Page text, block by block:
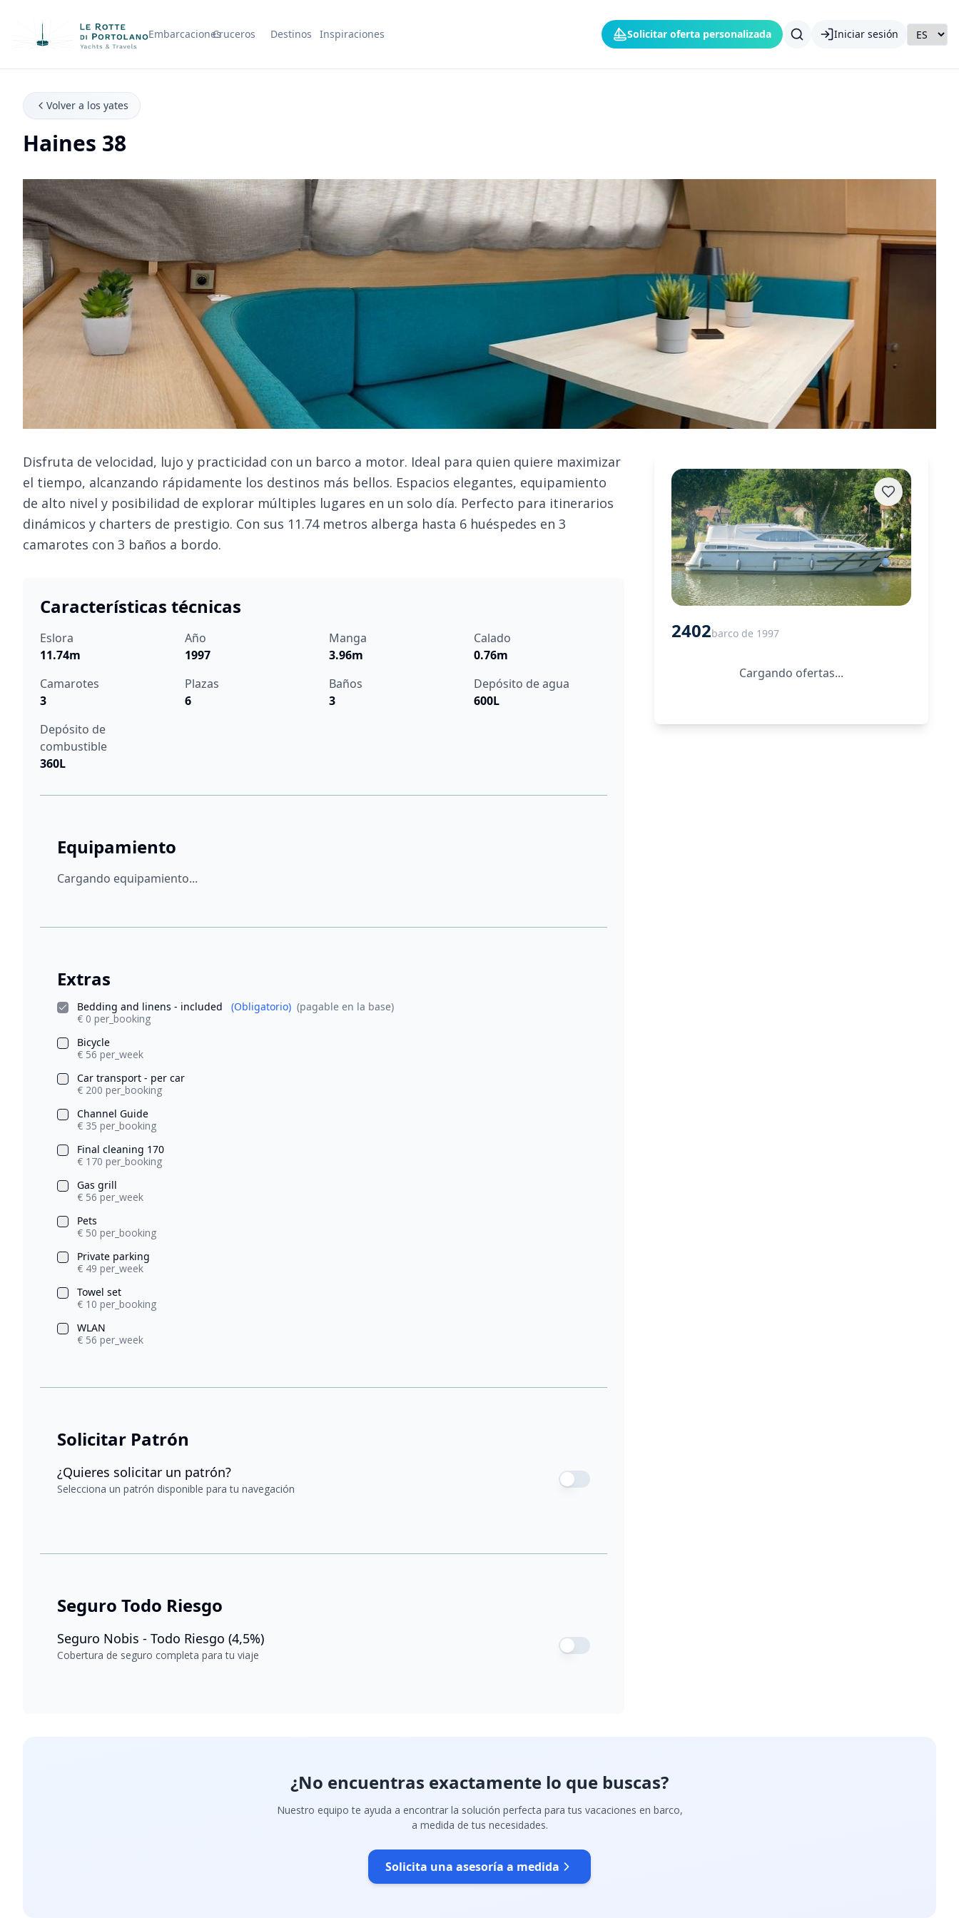
Nombre de la empresa EmbarcacionesCruceros Destinos Inspiraciones Solicitar oferta personalizada Iniciar sesión
Volver a los yates
Haines 38
Disfruta de velocidad, lujo y practicidad con un barco a motor. Ideal para quien quiere maximizar
el tiempo, alcanzando rápidamente los destinos más bellos. Espacios elegantes, equipamiento
de alto nivel y posibilidad de explorar múltiples lugares en un solo día. Perfecto para itinerarios
dinámicos y charters de prestigio. Con sus 11.74 metros alberga hasta 6 huéspedes en 3
camarotes con 3 baños a bordo.
Características técnicas
Eslora
11.74m
Año
1997
Manga
3.96m
Calado
0.76m
Camarotes
3
Plazas
6
Baños
3
Depósito de agua
600L
Depósito de
combustible
360L
Equipamiento
Cargando equipamiento...
Extras
Bedding and linens - included (Obligatorio) (pagable en la base)
€ 0 per_booking
Bicycle
€ 56 per_week
Car transport - per car
€ 200 per_booking
Channel Guide
€ 35 per_booking
Final cleaning 170
€ 170 per_booking
Gas grill
€ 56 per_week
Pets
€ 50 per_booking
Private parking
€ 49 per_week
Towel set
€ 10 per_booking
WLAN
€ 56 per_week
Solicitar Patrón
¿Quieres solicitar un patrón?
Selecciona un patrón disponible para tu navegación
Seguro Todo Riesgo
Seguro Nobis - Todo Riesgo (4,5%)
Cobertura de seguro completa para tu viaje
2402barco de 1997
Cargando ofertas...
¿No encuentras exactamente lo que buscas?
Nuestro equipo te ayuda a encontrar la solución perfecta para tus vacaciones en barco,
a medida de tus necesidades.
Solicita una asesoría a medida